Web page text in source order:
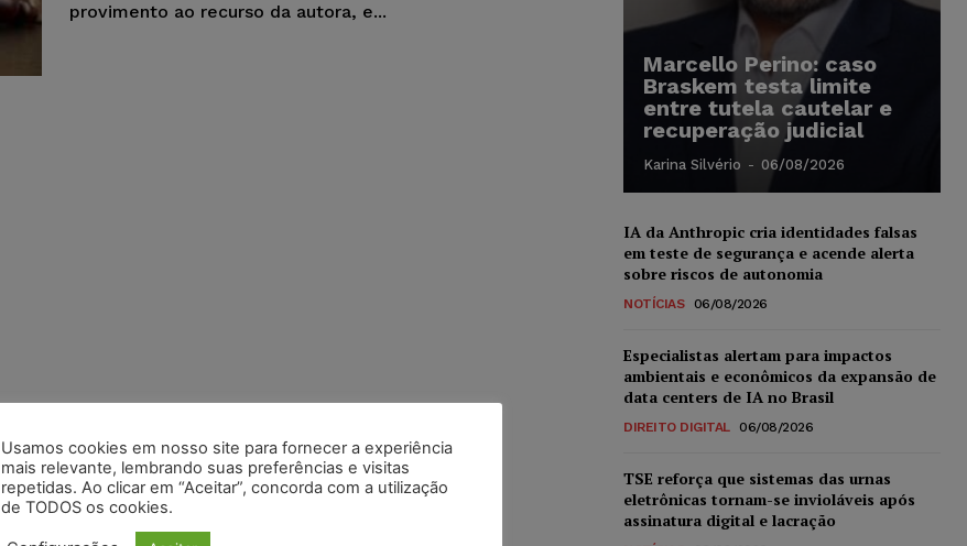
provimento ao recurso da autora, e...
Marcello Perino: caso
Braskem testa limite
entre tutela cautelar e
recuperação judicial
Karina Silvério - 06/08/2026
IA da Anthropic cria identidades falsas
em teste de segurança e acende alerta
sobre riscos de autonomia
NOTÍCIAS 06/08/2026
Especialistas alertam para impactos
ambientais e econômicos da expansão de
data centers de IA no Brasil
DIREITO DIGITAL 06/08/2026
TSE reforça que sistemas das urnas
eletrônicas tornam-se invioláveis após
assinatura digital e lacração
Usamos cookies em nosso site para fornecer a experiência
mais relevante, lembrando suas preferências e visitas
repetidas. Ao clicar em “Aceitar”, concorda com a utilização
de TODOS os cookies.